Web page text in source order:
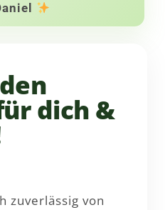
dich &
zuverlässig von